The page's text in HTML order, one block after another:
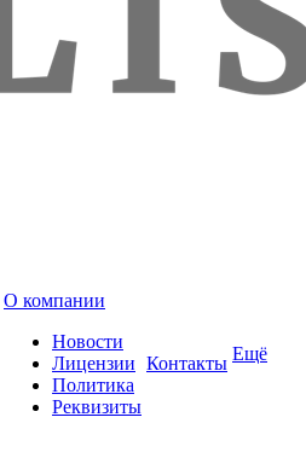
О компании
Новости
Лицензии
Политика
Реквизиты
Контакты Ещё